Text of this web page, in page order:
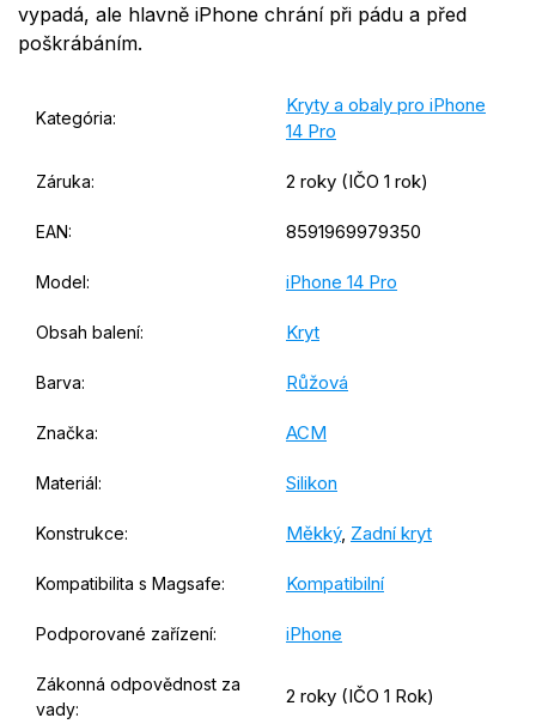
vypadá, ale hlavně iPhone chrání při pádu a před
poškrábáním.
Kategória:
Kryty a obaly pro iPhone
14 Pro
Záruka: 2 roky (IČO 1 rok)
EAN: 8591969979350
Model: iPhone 14 Pro
Obsah balení: Kryt
Barva: Růžová
Značka: ACM
Materiál: Silikon
Konstrukce: Měkký, Zadní kryt
Kompatibilita s Magsafe: Kompatibilní
Podporované zařízení: iPhone
Zákonná odpovědnost za
vady:
2 roky (IČO 1 Rok)